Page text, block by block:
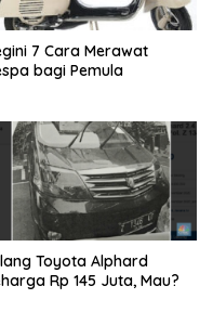
7 Cara Merawat
bagi Pemula
Toyota Alphard
Rp 145 Juta, Mau?